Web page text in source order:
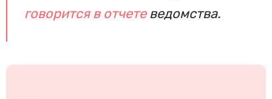
говорится в отчетеведомства.